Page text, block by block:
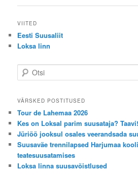
s
a
v
a
i
o
n
VIITED
Eesti Suusaliit
Loksa linn
t
iVÄRSKED POSTITUSED
Tour de Lahemaa 2026
Kes on Loksal parim suusataja? Taavi!
Jüriöö jooksul osales veerandsada
Suusaväe trennilapsed Harjumaa
teatesuusatamises
Loksa linna suusavõistlused